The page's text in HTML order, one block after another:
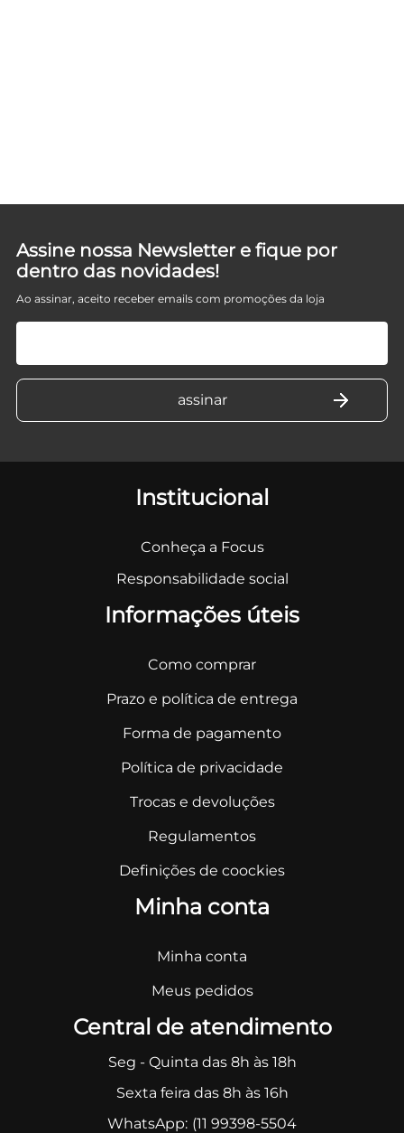
Assine nossa Newsletter e fique por
dentro das novidades!
Ao assinar, aceito receber emails com promoções da loja
Institucional
Conheça a Focus
Responsabilidade social
Informações úteis
Como comprar
Prazo e política de entrega
Forma de pagamento
Política de privacidade
Trocas e devoluções
Regulamentos
Definições de coockies
Minha conta
Minha conta
Meus pedidos
Central de atendimento
Seg - Quinta das 8h às 18h
Sexta feira das 8h às 16h
WhatsApp: (11 99398-5504